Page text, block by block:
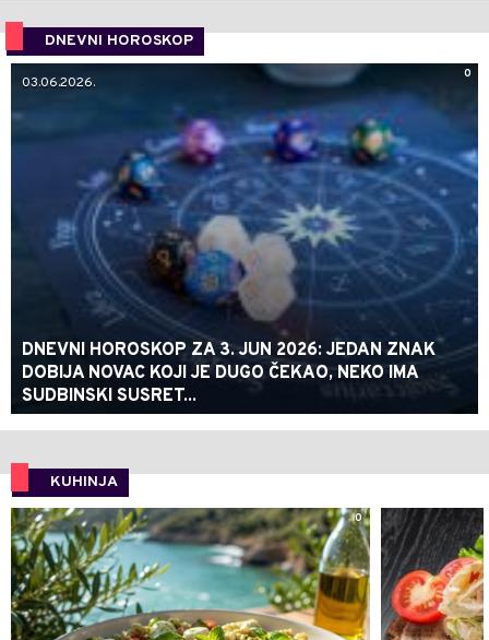
DNEVNI HOROSKOP
0
03.06.2026.
DNEVNI HOROSKOP ZA 3. JUN 2026: JEDAN ZNAK
DOBIJA NOVAC KOJI JE DUGO ČEKAO, NEKO IMA
SUDBINSKI SUSRET...
KUHINJA
0